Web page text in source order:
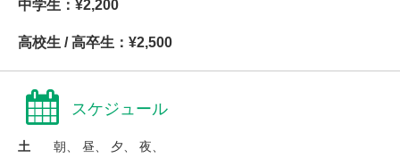
中学生：¥2,200
高校生 / 高卒生：¥2,500
スケジュール
土
朝、 昼、 夕、 夜、